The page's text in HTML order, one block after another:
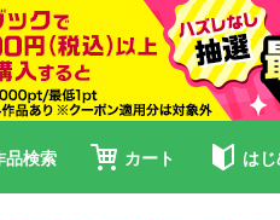
品検索 カート は